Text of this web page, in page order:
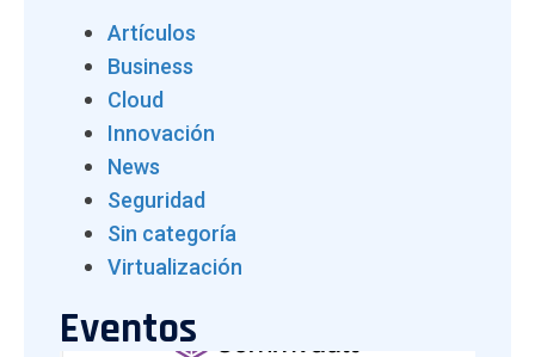
Artículos
Business
Cloud
Innovación
News
Seguridad
Sin categoría
Virtualización
Eventos